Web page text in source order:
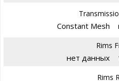
Constant Mesh
Rims
нет данных
Rims